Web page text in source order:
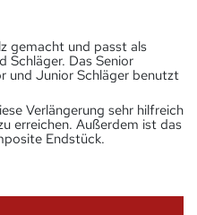
gemacht und passt als
Schläger. Das Senior
und Junior Schläger benutzt
Verlängerung sehr hilfreich
erreichen. Außerdem ist das
Endstück.